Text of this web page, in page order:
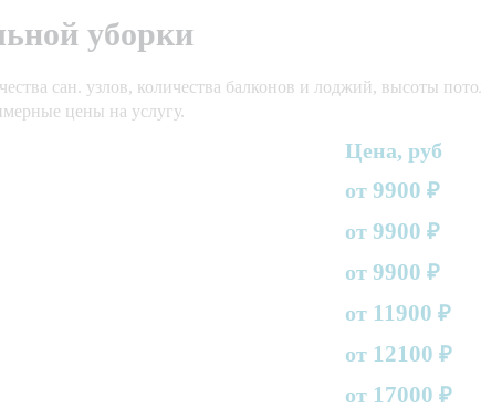
уборки
сан. узлов, количества балконов и лоджий, высоты
цены на услугу.
Цена, руб
от 9900 ₽
от 9900 ₽
от 9900 ₽
от 11900 ₽
от 12100 ₽
от 17000 ₽